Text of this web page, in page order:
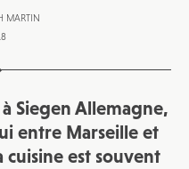
MARTIN
Siegen Allemagne,
entre Marseille et
est souvent